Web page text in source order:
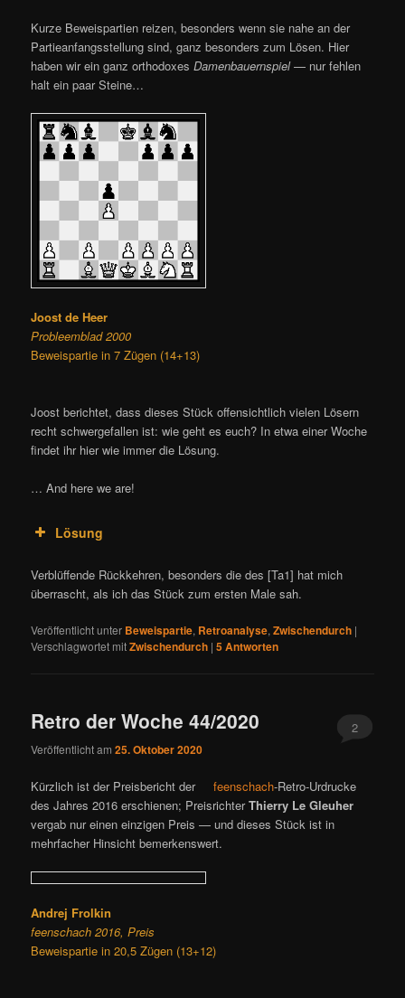
Kurze Beweispartien reizen, besonders wenn sie nahe an der
Partieanfangsstellung sind, ganz besonders zum Lösen. Hier
haben wir ein ganz orthodoxesDamenbauernspiel— nur fehlen
halt ein paar Steine…
Joost de Heer
Probleemblad 2000
Beweispartie in 7 Zügen (14+13)
Joost berichtet, dass dieses Stück offensichtlich vielen Lösern
recht schwergefallen ist: wie geht es euch? In etwa einer Woche
findet ihr hier wie immer die Lösung.
… And here we are!
Lösung
Verblüffende Rückkehren, besonders die des [Ta1] hat mich
überrascht, als ich das Stück zum ersten Male sah.
Veröffentlicht unter Beweispartie, Retroanalyse,Zwischendurch |
Verschlagwortet mitZwischendurch |5Antworten
Retro der Woche 44/2020
Veröffentlicht am25. Oktober 2020
2
Kürzlich ist der Preisbericht der feenschach-Retro-Urdrucke
des Jahres 2016 erschienen; PreisrichterThierry Le Gleuher
vergab nur einen einzigen Preis — und dieses Stück ist in
mehrfacher Hinsicht bemerkenswert.
Andrej Frolkin
feenschach 2016, Preis
Beweispartie in 20,5 Zügen (13+12)